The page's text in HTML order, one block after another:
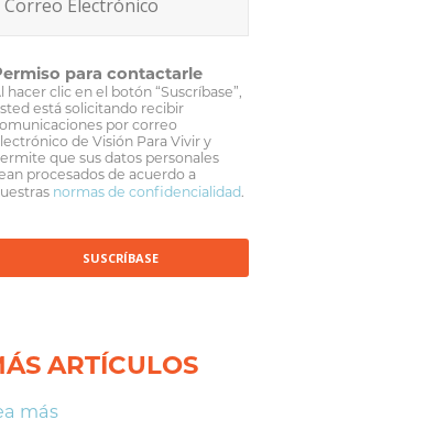
para contactarle
hacer clic en el botón “Suscríbase”,
está solicitando recibir
por correo
de Visión Para Vivir y
que sus datos personales
procesados de acuerdo a
normas de confidencialidad.
ARTÍCULOS
más